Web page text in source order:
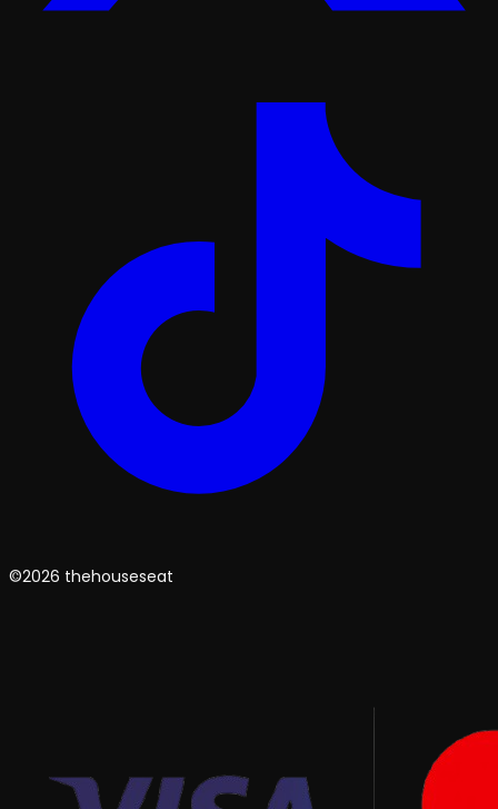
©2026 thehouseseat